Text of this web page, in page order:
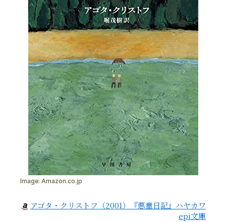
Image: Amazon.co.jp
アゴタ・クリストフ（2001）『悪童日記』ハヤカワ
epi文庫